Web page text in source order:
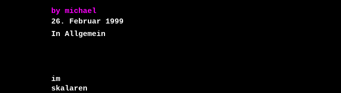
by michael
26. Februar 1999
In Allgemein
im
skalaren